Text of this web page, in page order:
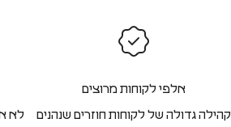
אלפי לקוחות מרוצים
קהילה גדולה של לקוחות חוזרים שנהנים
לא